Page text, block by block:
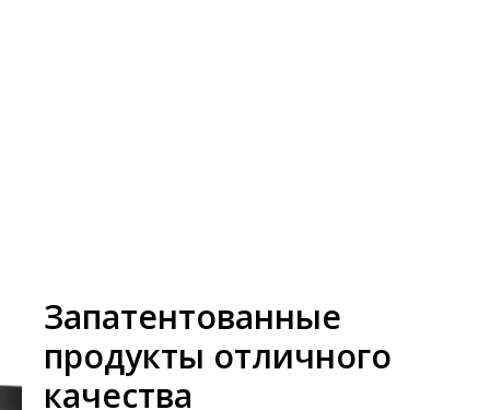
Запатентованные
продукты отличного
качества